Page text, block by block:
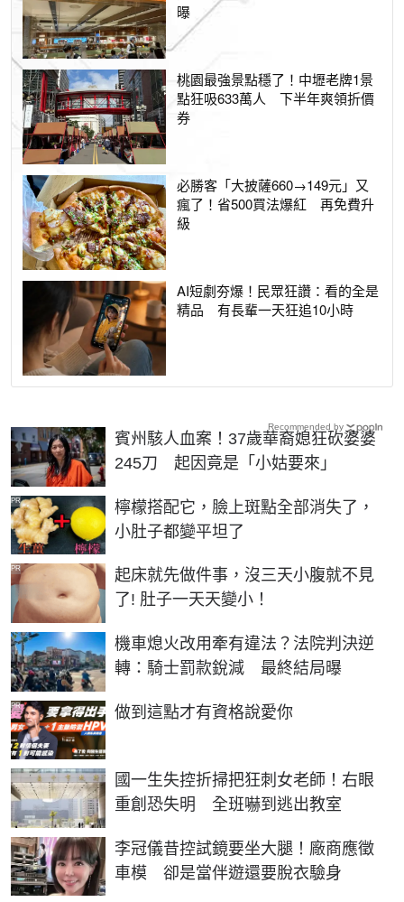
曝
桃園最強景點穩了！中壢老牌1景
點狂吸633萬人 下半年爽領折價
券
必勝客「大披薩660→149元」又
瘋了！省500買法爆紅 再免費升
級
AI短劇夯爆！民眾狂讚：看的全是
精品 有長輩一天狂追10小時
賓州駭人血案！37歲華裔媳狂砍婆婆
245刀 起因竟是「小姑要來」
檸檬搭配它，臉上斑點全部消失了，
小肚子都變平坦了
PR
起床就先做件事，沒三天小腹就不見
了! 肚子一天天變小！
PR
機車熄火改用牽有違法？法院判決逆
轉：騎士罰款銳減 最終結局曝
做到這點才有資格說愛你
PR
國一生失控折掃把狂刺女老師！右眼
重創恐失明 全班嚇到逃出教室
李冠儀昔控試鏡要坐大腿！廠商應徵
車模 卻是當伴遊還要脫衣驗身
Recommended by